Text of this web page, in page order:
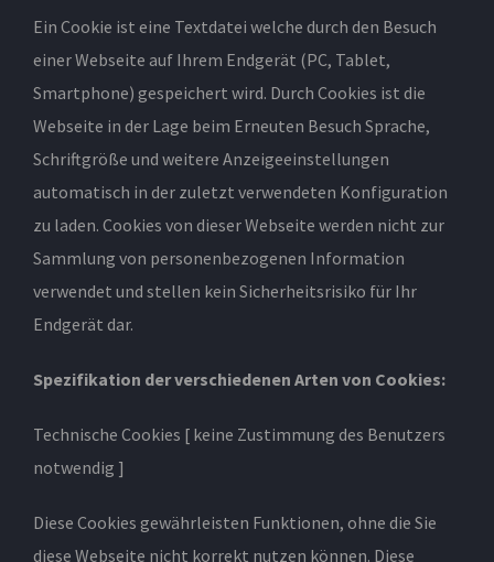
Ein Cookie ist eine Textdatei welche durch den Besuch
einer Webseite auf Ihrem Endgerät (PC, Tablet,
Smartphone) gespeichert wird. Durch Cookies ist die
Webseite in der Lage beim Erneuten Besuch Sprache,
Schriftgröße und weitere Anzeigeeinstellungen
automatisch in der zuletzt verwendeten Konfiguration
zu laden. Cookies von dieser Webseite werden nicht zur
Sammlung von personenbezogenen Information
verwendet und stellen kein Sicherheitsrisiko für Ihr
Endgerät dar.
Spezifikation der verschiedenen Arten von Cookies:
Technische Cookies [ keine Zustimmung des Benutzers
notwendig ]
Diese Cookies gewährleisten Funktionen, ohne die Sie
diese Webseite nicht korrekt nutzen können. Diese